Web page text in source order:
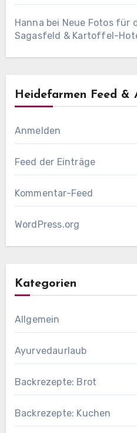
Hanna bei Neue Fotos für
Sagasfeld & Kartoffel-
Heidefarmen Feed &
Anmelden
Feed der Einträge
Kommentar-Feed
WordPress.org
Kategorien
Allgemein
Ayurvedaurlaub
Backrezepte: Brot
Backrezepte: Kuchen